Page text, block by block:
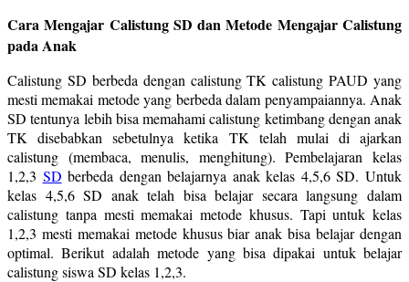
Cara Mengajar Calistung SD dan Metode Mengajar Calistung
pada Anak
Calistung SD berbeda dengan calistung TK calistung PAUD yang
mesti memakai metode yang berbeda dalam penyampaiannya. Anak
SD tentunya lebih bisa memahami calistung ketimbang dengan anak
TK disebabkan sebetulnya ketika TK telah mulai di ajarkan
calistung (membaca, menulis, menghitung). Pembelajaran kelas
1,2,3 SD berbeda dengan belajarnya anak kelas 4,5,6 SD. Untuk
kelas 4,5,6 SD anak telah bisa belajar secara langsung dalam
calistung tanpa mesti memakai metode khusus. Tapi untuk kelas
1,2,3 mesti memakai metode khusus biar anak bisa belajar dengan
optimal. Berikut adalah metode yang bisa dipakai untuk belajar
calistung siswa SD kelas 1,2,3.